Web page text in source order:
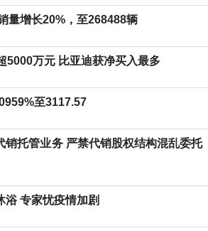
量增长20%，至268488辆
5000万元 比亚迪获净买入最多
至3117.57
销托管业务 严禁代销股权结构混乱委托
浴 专家忧疫情加剧